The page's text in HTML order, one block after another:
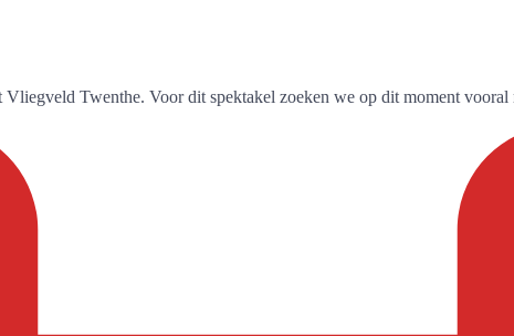
Twenthe. Voor dit spektakel zoeken we op dit moment